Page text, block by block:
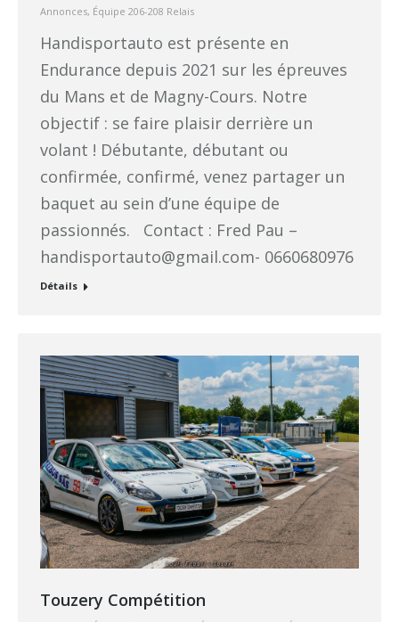
Annonces, Équipe 206-208 Relais
Handisportauto est présente en
Endurance depuis 2021 sur les épreuves
du Mans et de Magny-Cours. Notre
objectif : se faire plaisir derrière un
volant ! Débutante, débutant ou
confirmée, confirmé, venez partager un
baquet au sein d’une équipe de
passionnés. Contact : Fred Pau –
handisportauto@gmail.com- 0660680976
Détails
Touzery Compétition